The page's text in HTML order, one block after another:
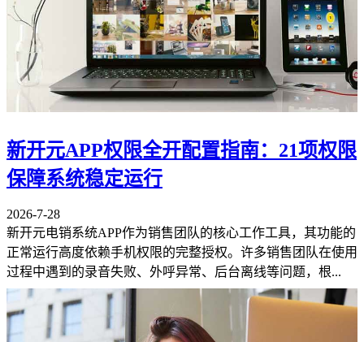
新开元APP权限全开配置指南：21项权限
保障系统稳定运行
2026-7-28
新开元电销系统APP作为销售团队的核心工作工具，其功能的
正常运行高度依赖手机权限的完整授权。许多销售团队在使用
过程中遇到的录音失败、外呼异常、后台离线等问题，根...